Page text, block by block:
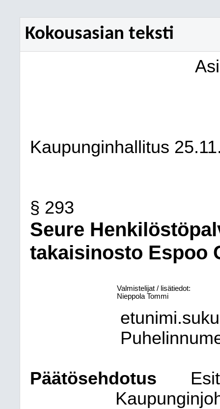
Kokousasian teksti
Kaupunginhallitus
§ 293
Seure
takaisinosto Espoo
Valmistelijat / lisätiedot:
Nieppola Tommi
Päätösehdotus